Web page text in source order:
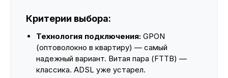
Критерии выбора:
Технология подключения: GPON
(оптоволокно в квартиру) — самый
надежный вариант. Витая пара (FTTB) —
классика. ADSL уже устарел.